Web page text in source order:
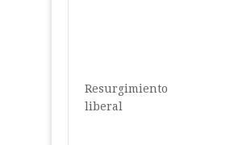
Resurgimiento
liberal